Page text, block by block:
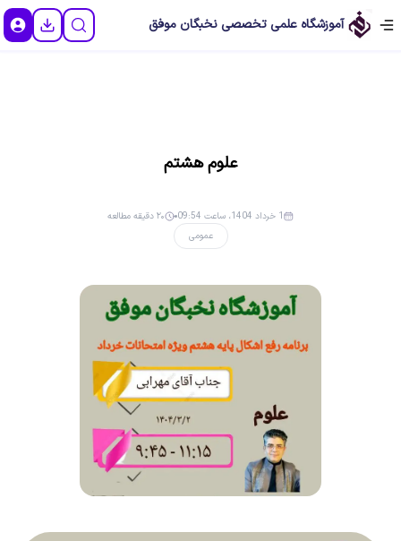
آموزشگاه علمی تخصصی نخبگان موفق
علوم هشتم
عمومی
1 خرداد 1404، ساعت 09:54 ۲۰ دقیقه مطالعه